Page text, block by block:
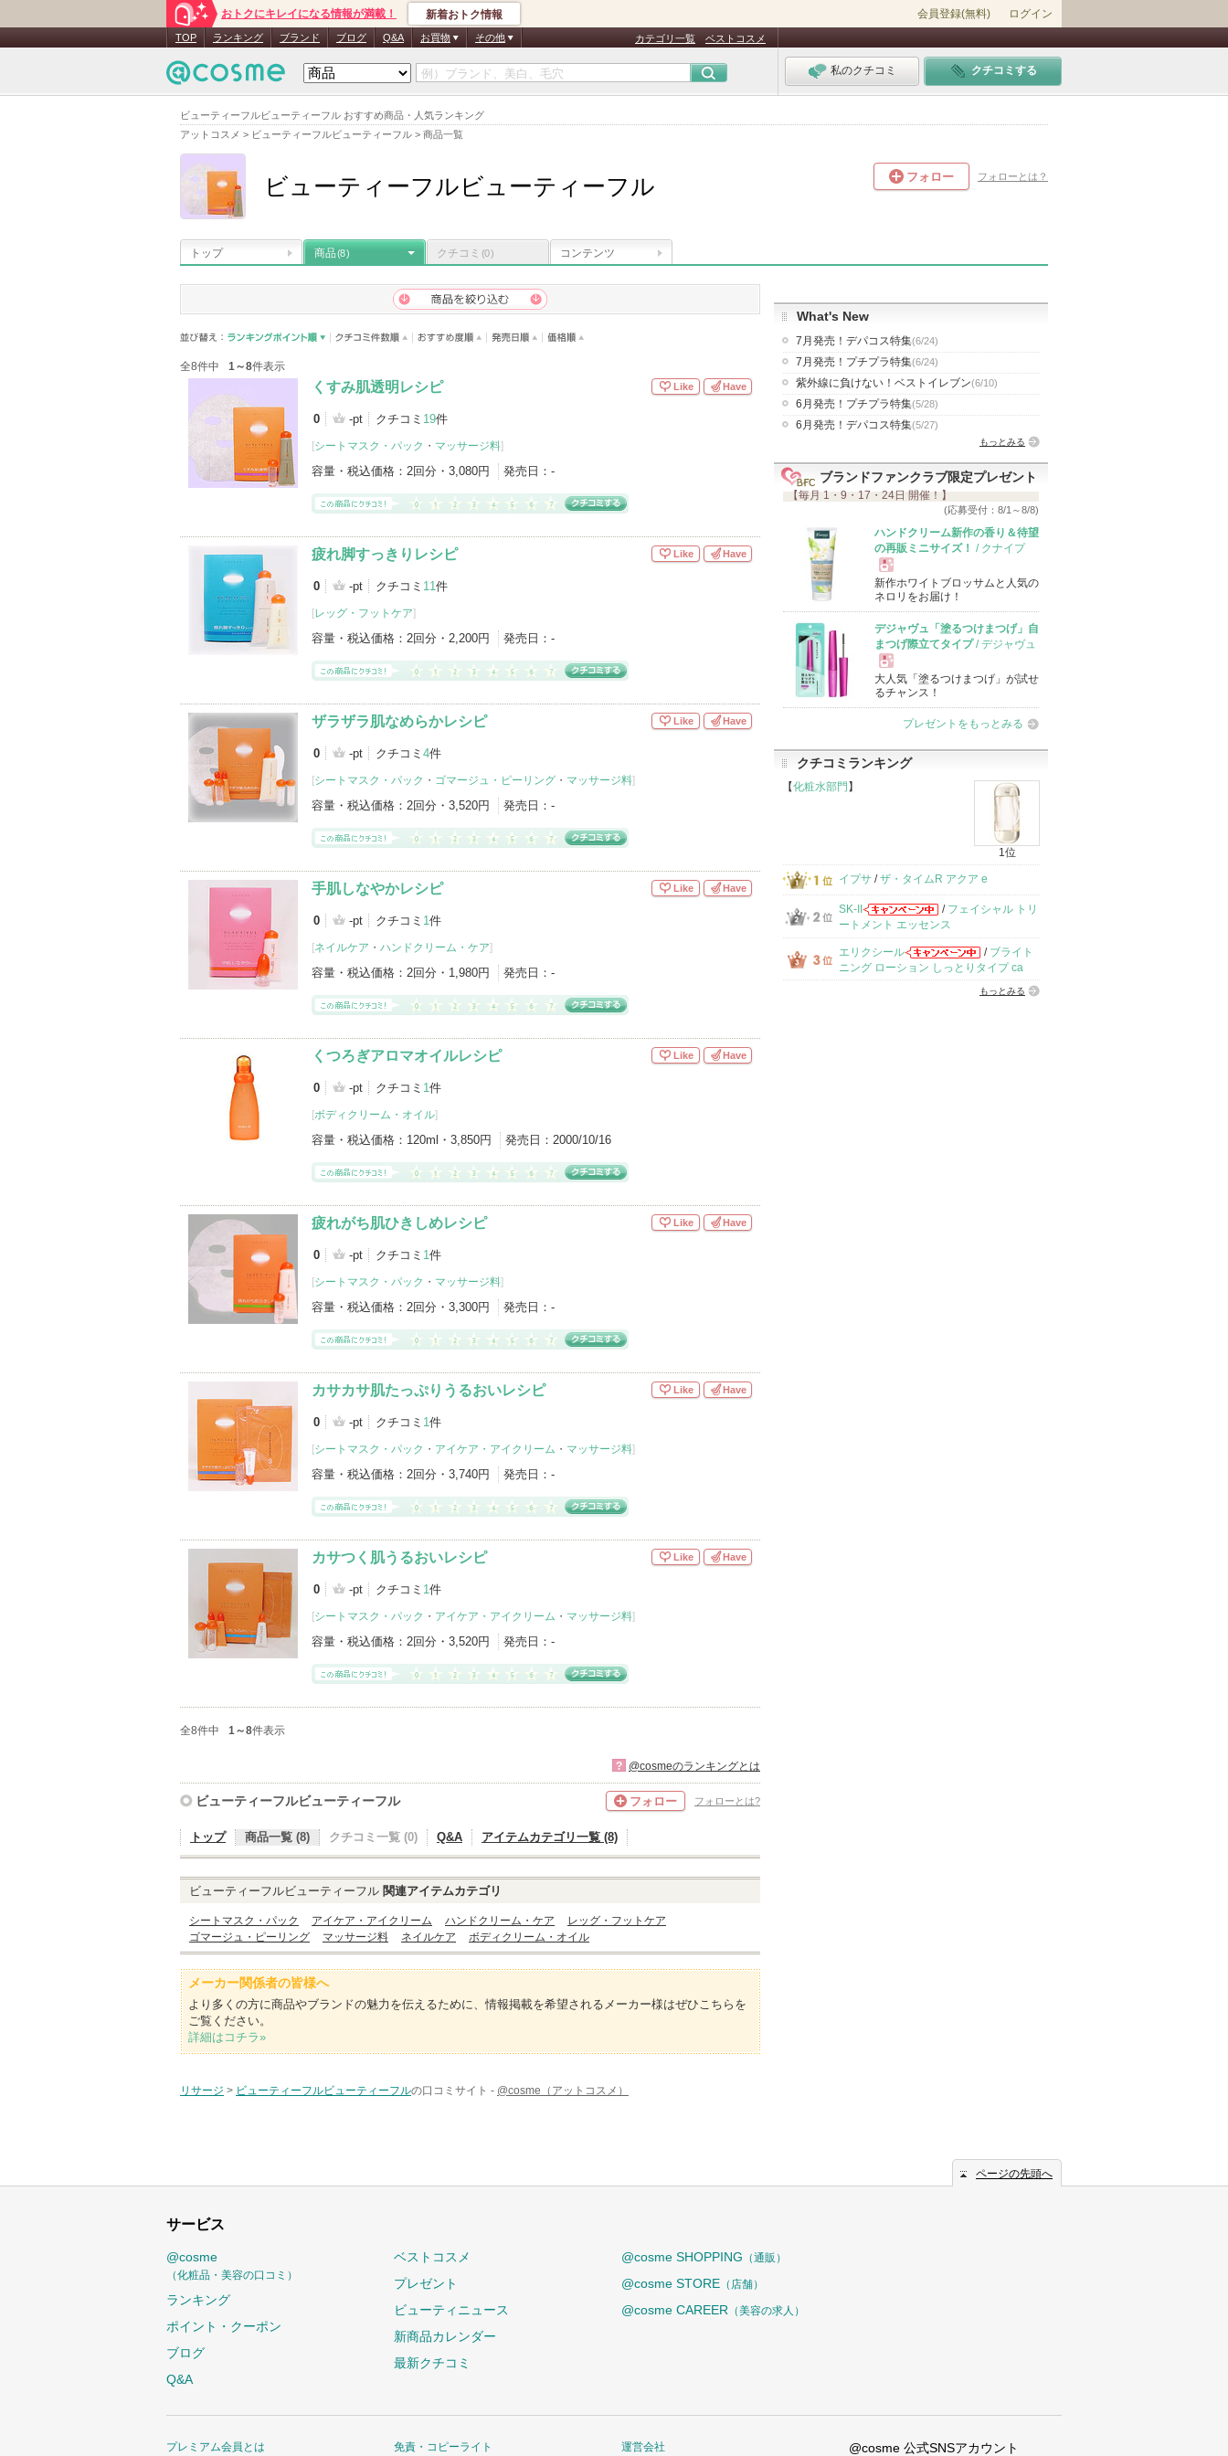
ビューティーフルビューティーフル おすすめ商品・人気ランキング
アットコスメ > ビューティーフルビューティーフル > 商品一覧
おトクにキレイになる情報が満載！ 新着おトク情報 会員登録(無料) ログイン
TOP ランキング ブランド ブログ Q&A お買物 その他 カテゴリ一覧 ベストコスメ
私のクチコミ クチコミする
ビューティーフルビューティーフル フォロー フォローとは？
トップ 商品(8) クチコミ (0) コンテンツ
全8件中 1～8件表示
くすみ肌透明レシピ
0 -pt クチコミ 19件
[シートマスク・パック ・ マッサージ料]
容量・税込価格： 2回分・3,080円 発売日： -
Like Have
疲れ脚すっきりレシピ
0 -pt クチコミ 11件
[レッグ・フットケア]
容量・税込価格： 2回分・2,200円 発売日： -
Like Have
ザラザラ肌なめらかレシピ
0 -pt クチコミ 4件
[シートマスク・パック ・ ゴマージュ・ピーリング ・ マッサージ料]
容量・税込価格： 2回分・3,520円 発売日： -
Like Have
手肌しなやかレシピ
0 -pt クチコミ 1件
[ネイルケア ・ ハンドクリーム・ケア]
容量・税込価格： 2回分・1,980円 発売日： -
Like Have
くつろぎアロマオイルレシピ
0 -pt クチコミ 1件
[ボディクリーム・オイル]
容量・税込価格： 120ml・3,850円 発売日： 2000/10/16
Like Have
疲れがち肌ひきしめレシピ
0 -pt クチコミ 1件
[シートマスク・パック ・ マッサージ料]
容量・税込価格： 2回分・3,300円 発売日： -
Like Have
カサカサ肌たっぷりうるおいレシピ
0 -pt クチコミ 1件
[シートマスク・パック ・ アイケア・アイクリーム ・ マッサージ料]
容量・税込価格： 2回分・3,740円 発売日： -
Like Have
カサつく肌うるおいレシピ
0 -pt クチコミ 1件
[シートマスク・パック ・ アイケア・アイクリーム ・ マッサージ料]
容量・税込価格： 2回分・3,520円 発売日： -
Like Have
全8件中 1～8件表示
? @cosmeのランキングとは
ビューティーフルビューティーフル フォロー フォローとは?
トップ 商品一覧 (8) クチコミ一覧 (0) Q&A アイテムカテゴリ一覧 (8)
ビューティーフルビューティーフル 関連アイテムカテゴリ
シートマスク・パック アイケア・アイクリーム ハンドクリーム・ケア
レッグ・フットケア
ゴマージュ・ピーリング
マッサージ料 ネイルケア ボディクリーム・オイル
メーカー関係者の皆様へ
より多くの方に商品やブランドの魅力を伝えるために、情報掲載を希望されるメーカー様はぜひこちらを
ご覧ください。
詳細はコチラ»
リサージ > ビューティーフルビューティーフルの口コミサイト - @cosme（アットコスメ）
What's New
7月発売！デパコス特集(6/24)
7月発売！プチプラ特集(6/24)
紫外線に負けない！ベストイレブン(6/10)
6月発売！プチプラ特集(5/28)
6月発売！デパコス特集(5/27)
もっとみる
ブランドファンクラブ限定プレゼント
【毎月 1・9・17・24日 開催！】
(応募受付：8/1～8/8)
ハンドクリーム新作の香り＆待望
の再販ミニサイズ！
/ クナイプ
現
品
新作ホワイトブロッサムと人気の
ネロリをお届け！
デジャヴュ「塗るつけまつげ」自
まつげ際立てタイプ/ デジャヴュ
現
大人気「塗るつけまつげ」が試せ
るチャンス！
プレゼントをもっとみる
クチコミランキング
【化粧水部門】
1位
イプサ /ザ・タイムR アクア e
SK-II / フェイシャル トリ
ートメント エッセンス
エリクシール / ブライト
ニング ローション しっとりタイプ ca
もっとみる
ページの先頭へ
サービス
@cosme
（化粧品・美容の口コミ）
ランキング
ポイント・クーポン
ブログ
Q&A
ベストコスメ
プレゼント
ビューティニュース
新商品カレンダー
最新クチコミ
@cosme SHOPPING （通販）
@cosme STORE （店舗）
@cosme CAREER （美容の求人）
プレミアム会員とは 免責・コピーライト 運営会社 @cosme 公式SNSアカウント